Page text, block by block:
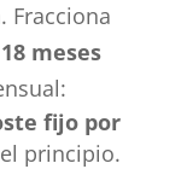
Fracciona
meses
fijo por
principio.